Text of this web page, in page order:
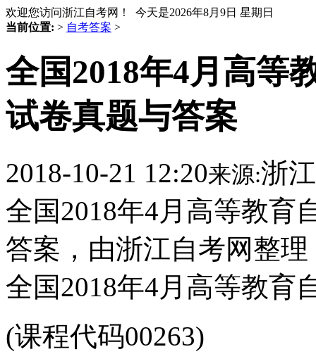
欢迎您访问浙江自考网！ 今天是2026年8月9日 星期日
当前位置: > 自考答案 >
全国2018年4月高等
试卷真题与答案
2018-10-21 12:20来源:浙
全国2018年4月高等教育
答案，由浙江自考网整
全国2018年4月高等教育
(课程代码00263)